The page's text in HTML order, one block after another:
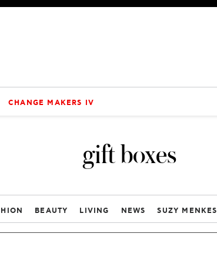
CHANGE MAKERS IV
gift boxes
BEAUTY LIVING NEWS SUZY MENKES